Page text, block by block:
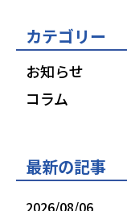
カテゴリー
お知らせ
コラム
最新の記事